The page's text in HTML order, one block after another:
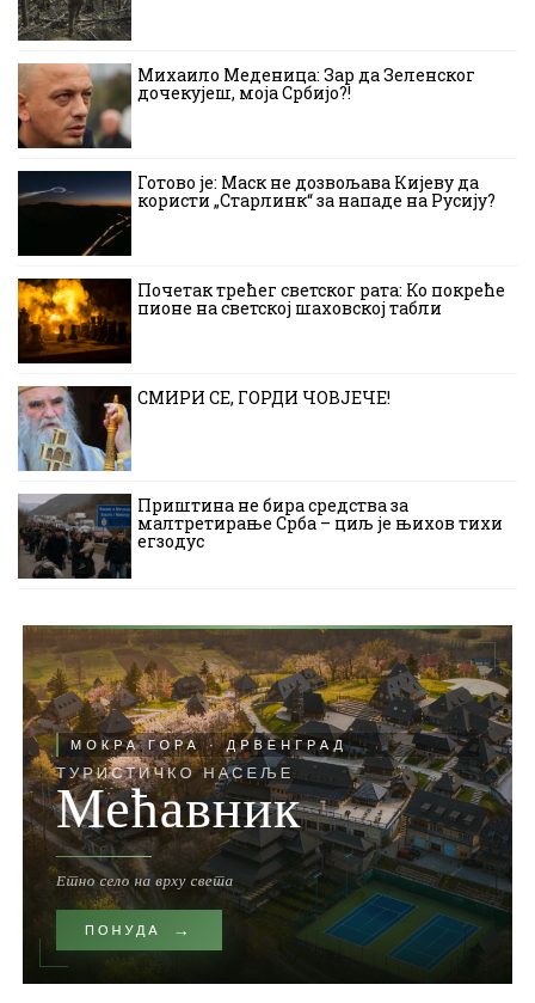
Михаило Меденица: Зар да Зеленског
дочекујеш, моја Србијо?!
Готово је: Маск не дозвољава Кијеву да
користи „Старлинк“ за нападе на Русију?
Почетак трећег светског рата: Ко покреће
пионе на светској шаховској табли
СМИРИ СЕ, ГОРДИ ЧОВЈЕЧЕ!
Приштина не бира средства за
малтретирање Срба – циљ је њихов тихи
егзодус